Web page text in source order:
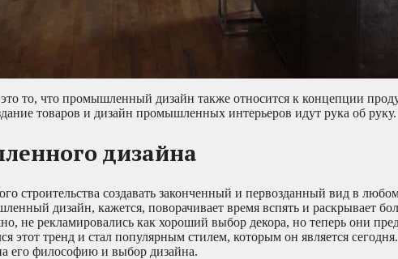
это то, что промышленный дизайн также относится к концепции
товаров и дизайн промышленных интерьеров идут рука об руку.
дизайна
строительства создавать законченный и первозданный вид в
дизайн, кажется, поворачивает время вспять и раскрывает
не рекламировались как хороший выбор декора, но теперь они
этот тренд и стал популярным стилем, которым он является
его философию и выбор дизайна.